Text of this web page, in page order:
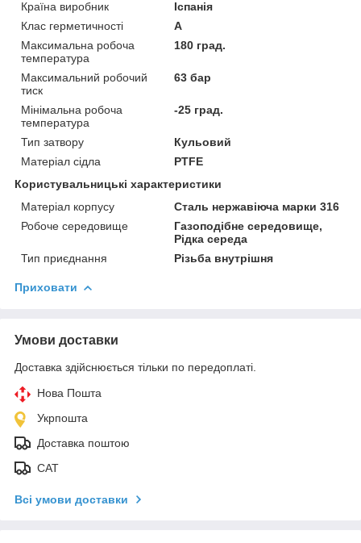
Країна виробник
Іспанія
Клас герметичності
А
Максимальна робоча
температура
180 град.
Максимальний робочий
тиск
63 бар
Мінімальна робоча
температура
-25 град.
Тип затвору
Кульовий
Матеріал сідла
PTFE
Користувальницькі характеристики
Матеріал корпусу
Сталь нержавіюча марки 316
Робоче середовище
Газоподібне середовище,
Рідка середа
Тип приєднання
Різьба внутрішня
Приховати
Умови доставки
Доставка здійснюється тільки по передоплаті.
Нова Пошта
Укрпошта
Доставка поштою
САТ
Всі умови доставки